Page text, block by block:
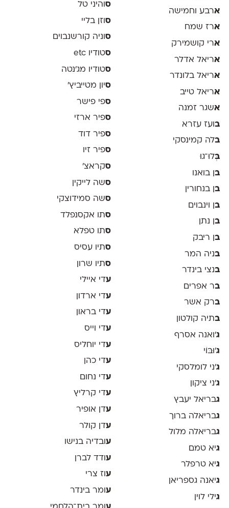
ארבע וחמישה
ארז שמח
ארי קושמירק
אריאל אדלר
אריאל בלונדר
אריאל טייב
אשגר זמנה
בועז עזרא
בלה קמינסקי
בְּלוּ־גוּ
בן בואנו
בן בנחורין
בן וינבוים
בן נתן
בן ריבק
בניה המר
בנצי בינדר
בר אפרים
ברק אשר
בתיה קולטון
ג'ואנה אסרף
ג'וּבּוֹי
ג׳ני לומלסקי
ג׳ני ציקון
גבריאל יעבץ
גבריאלה ברוך
גבריאלה מלול
גיא טמם
גיא טרפלר
גיאנה גספריאן
גילי לוין
ס והיני טל
ס וזן בליי
סוניה קורשנבוים
סטודיו etc
סטודיו מג'נטה
סיון מטייביץ׳
ספי פישר
ספיר ארזי
ספיר דוד
ספיר זיו
סקראצ׳
סשה לייקין
סשה סמידוצקי
סתו אקסנפלד
סתו טפלא
סתיו עסיס
סתיו שרון
עדי איילי
עדי ארדון
עדי בראון
עדי וייס
עדי יוחליס
עדי כהן
עדי נחום
עדי קרליץ
עדן אופיר
עדן קולר
ע ובדיה בנישו
ע ודד לברן
עוז צרי
ע ומר בינדר